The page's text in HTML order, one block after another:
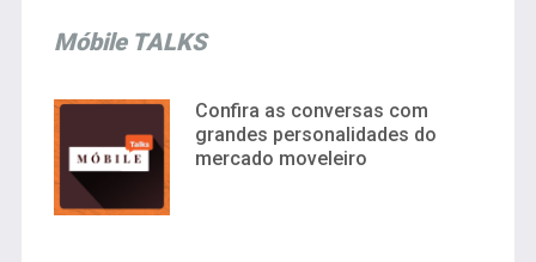
Móbile TALKS
Confira as conversas com
grandes personalidades do
mercado moveleiro